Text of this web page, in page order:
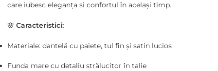
care iubesc eleganța și confortul în același timp.
🌸 Caracteristici:
Materiale: dantelă cu paiete, tul fin și satin lucios
Funda mare cu detaliu strălucitor în talie